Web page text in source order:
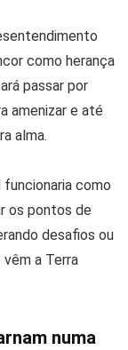
como herança
passar por
amenizar e até
alma.
funcionaria como
os pontos de
desafios ou
a Terra
numa